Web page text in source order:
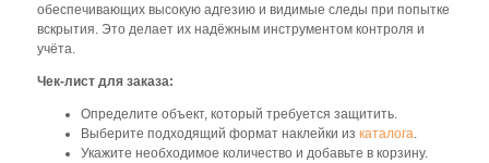
обеспечивающих высокую адгезию и видимые следы при попытке
вскрытия. Это делает их надёжным инструментом контроля и
учёта.
Чек-лист для заказа:
Определите объект, который требуется защитить.
Выберите подходящий формат наклейки из каталога
Укажите необходимое количество и добавьте в корзину.